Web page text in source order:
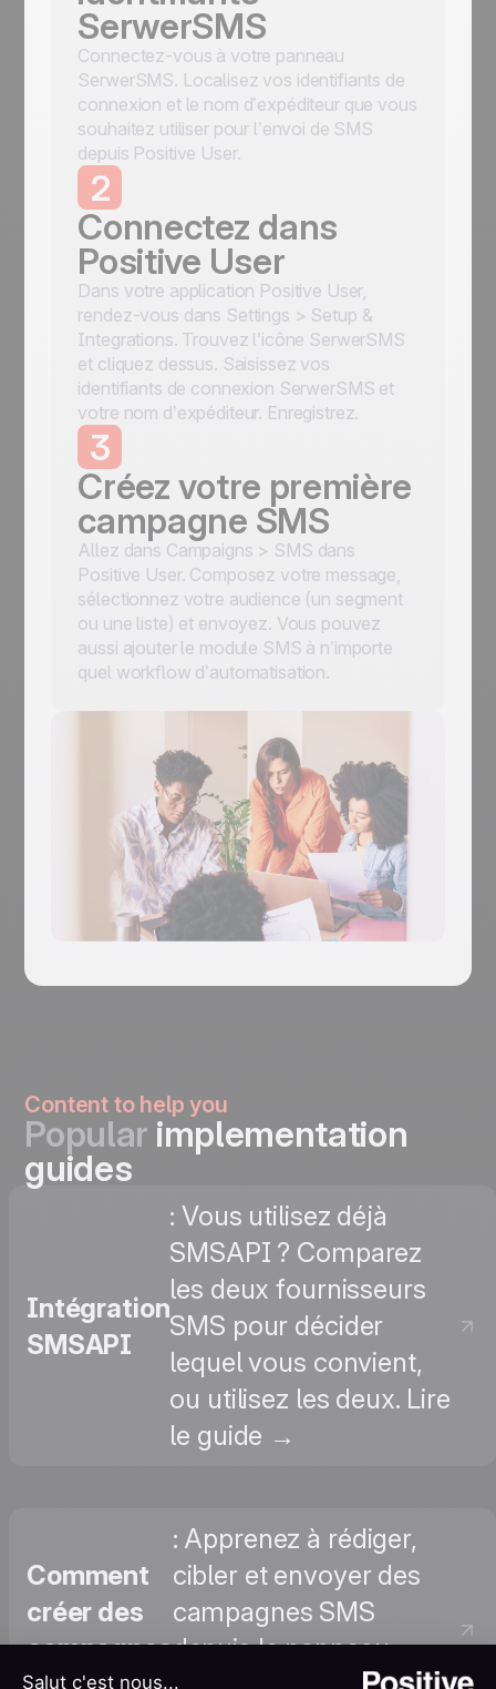
SerwerSMS
Connectez-vous à votre panneau
SerwerSMS. Localisez vos identifiants de
connexion et le nom d’expéditeur que vous
souhaitez utiliser pour l’envoi de SMS
depuis Positive User.
2
Connectez dans
Positive User
Dans votre application Positive User,
rendez-vous dans Settings > Setup &
Integrations. Trouvez l’icône SerwerSMS
et cliquez dessus. Saisissez vos
identifiants de connexion SerwerSMS et
votre nom d’expéditeur. Enregistrez.
3
Créez votre première
campagne SMS
Allez dans Campaigns > SMS dans
Positive User. Composez votre message,
sélectionnez votre audience (un segment
ou une liste) et envoyez. Vous pouvez
aussi ajouter le module SMS à n’importe
quel workflow d’automatisation.
Content to help you
Popular implementation
guides
Intégration
SMSAPI
: Vous utilisez déjà
SMSAPI ? Comparez
les deux fournisseurs
SMS pour décider
lequel vous convient,
ou utilisez les deux. Lire
le guide →
Comment
créer des
campagnes
: Apprenez à rédiger,
cibler et envoyer des
campagnes SMS
depuis le panneau